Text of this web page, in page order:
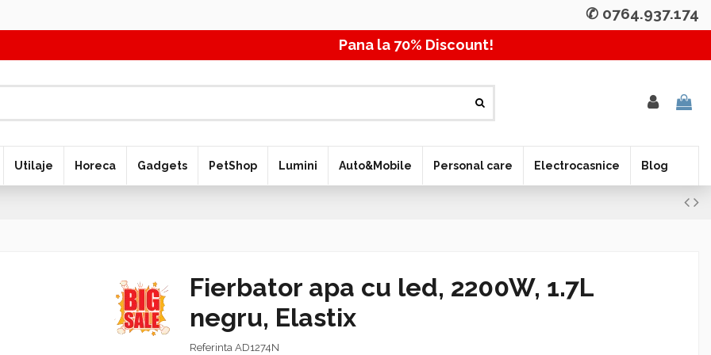
✆ 0764.937.174
Pana la 70% Discount!
Utilaje Horeca Gadgets PetShop Lumini Auto&Mobile Personal care Electrocasnice Blog
Fierbator apa cu led, 2200W, 1.7L
negru, Elastix
Referinta AD1274N